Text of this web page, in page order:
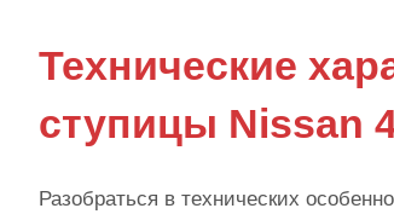
Технические
ступицы Nissan
Разобраться в технических